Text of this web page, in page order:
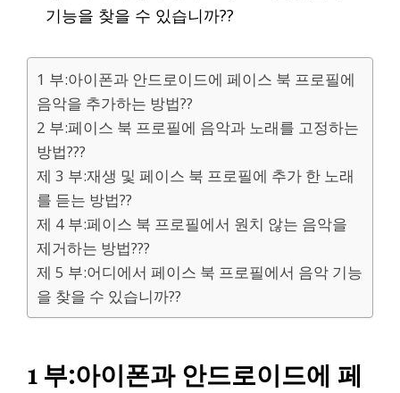
기능을 찾을 수 있습니까??
1 부:아이폰과 안드로이드에 페이스 북 프로필에
음악을 추가하는 방법??
2 부:페이스 북 프로필에 음악과 노래를 고정하는
방법???
제 3 부:재생 및 페이스 북 프로필에 추가 한 노래
를 듣는 방법??
제 4 부:페이스 북 프로필에서 원치 않는 음악을
제거하는 방법???
제 5 부:어디에서 페이스 북 프로필에서 음악 기능
을 찾을 수 있습니까??
1 부:아이폰과 안드로이드에 페